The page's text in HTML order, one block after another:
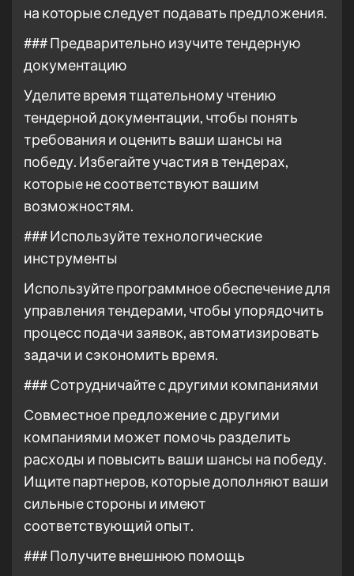
на которые следует подавать предложения.
### Предварительно изучите тендерную
документацию
Уделите время тщательному чтению
тендерной документации, чтобы понять
требования и оценить ваши шансы на
победу. Избегайте участия в тендерах,
которые не соответствуют вашим
возможностям.
### Используйте технологические
инструменты
Используйте программное обеспечение для
управления тендерами, чтобы упорядочить
процесс подачи заявок, автоматизировать
задачи и сэкономить время.
### Сотрудничайте с другими компаниями
Совместное предложение с другими
компаниями может помочь разделить
расходы и повысить ваши шансы на победу.
Ищите партнеров, которые дополняют ваши
сильные стороны и имеют
соответствующий опыт.
### Получите внешнюю помощь